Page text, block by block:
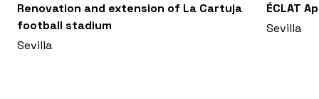
Renovation and extension of La Cartuja
football stadium
Sevilla
ÉCLAT
Sevilla